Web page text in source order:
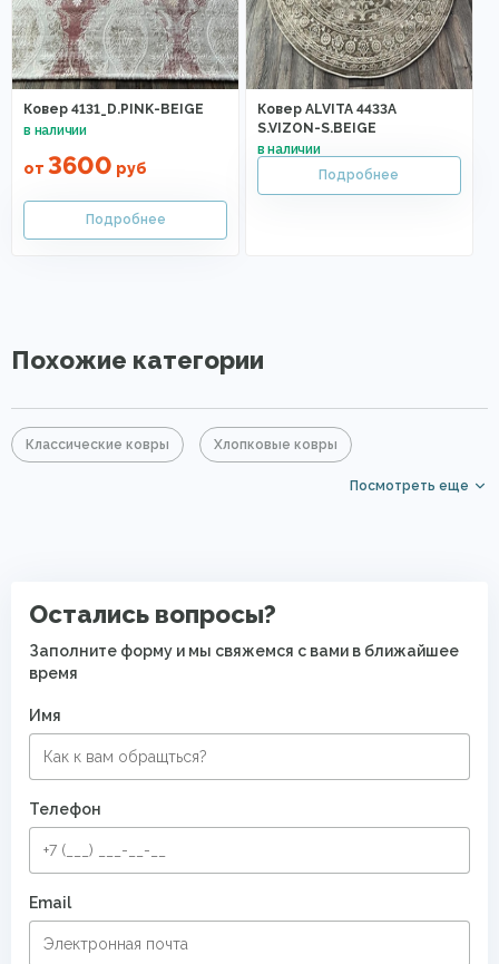
Ковер 4131_D.PINK-BEIGE
от 3600 руб
Ковер ALVITA 4433A
S.VIZON-S.BEIGE
Похожие категории
Классические ковры Хлопковые ковры
Посмотреть еще
Остались вопросы?
Заполните форму и мы свяжемся с вами в ближайшее
время
Имя
Телефон
Email